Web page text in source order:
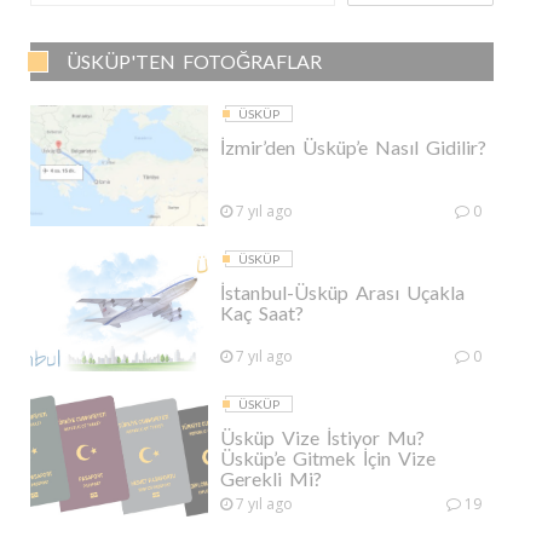
ÜSKÜP'TEN FOTOĞRAFLAR
ÜSKÜP
İzmir’den Üsküp’e Nasıl Gidilir?
7 yıl ago 0
ÜSKÜP
İstanbul-Üsküp Arası Uçakla
Kaç Saat?
7 yıl ago 0
ÜSKÜP
Üsküp Vize İstiyor Mu?
Üsküp’e Gitmek İçin Vize
Gerekli Mi?
7 yıl ago 19